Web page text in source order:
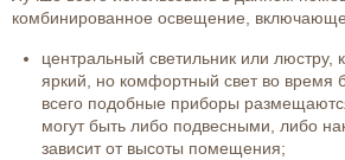
комбинированное освещение,
центральный светильник или люстру,
яркий, но комфортный свет во время
всего подобные приборы
могут быть либо подвесными, либо
зависит от высоты помещения;